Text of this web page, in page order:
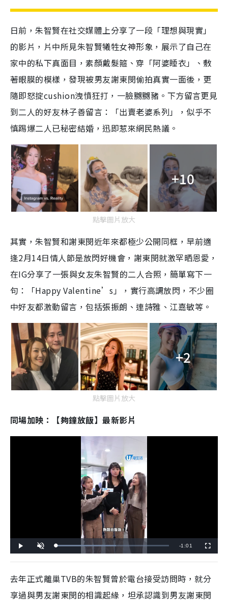
日前，朱智賢在社交媒體上分享了一段「理想與現實」
的影片，片中所見朱智賢犧牲女神形象，展示了自己在
家中的私下真面目，素顏戴髮箍、穿「阿婆睡衣」、敷
著眼膜的模樣，發現被男友謝東閔偷拍真實一面後，更
隨即怒掟cushion洩憤狂打，一臉嬲嬲豬。下方留言更見
到二人的好友林子善留言：「出賣老婆系列」，似乎不
慎踢爆二人已秘密結婚，迅即惹來網民熱議。
+10
點擊圖片放大
其實，朱智賢和謝東閔近年來都極少公開同框，早前適
逢2月14日情人節是放閃好機會，謝東閔就激罕晒恩愛，
在IG分享了一張與女友朱智賢的二人合照，簡單寫下一
句：「Happy Valentine’s」，實行高調放閃，不少圈
中好友都激動留言，包括張振朗、連詩雅、江嘉敏等。
+2
點擊圖片放大
同場加映：【夠鐘放飯】最新影片
l
y
n
u
L
o
d
:
5
.
1
R
e
m
a
-1:01
u
l
r
e
n
去年正式離巢TVB的朱智賢曾於電台接受訪問時，就分
享過與男友謝東閔的相識起緣，坦承認識到男友謝東閔